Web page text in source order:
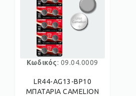
Κωδικός: 09.04.0009
LR44-AG13-BP10
ΜΠΑΤΑΡΙΑ CAMELION